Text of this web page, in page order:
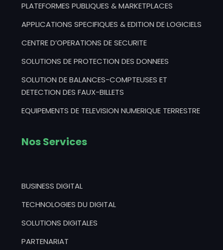
PLATEFORMES PUBLIQUES & MARKETPLACES
APPLICATIONS SPECIFIQUES & EDITION DE LOGICIELS
CENTRE D’OPERATIONS DE SECURITE
SOLUTIONS DE PROTECTION DES DONNEES
SOLUTION DE BALANCES-COMPTEUSES ET
DETECTION DES FAUX-BILLETS
EQUIPEMENTS DE TELEVISION NUMERIQUE TERRESTRE
Nos Services
BUSINESS DIGITAL
TECHNOLOGIES DU DIGITAL
SOLUTIONS DIGITALES
PARTENARIAT